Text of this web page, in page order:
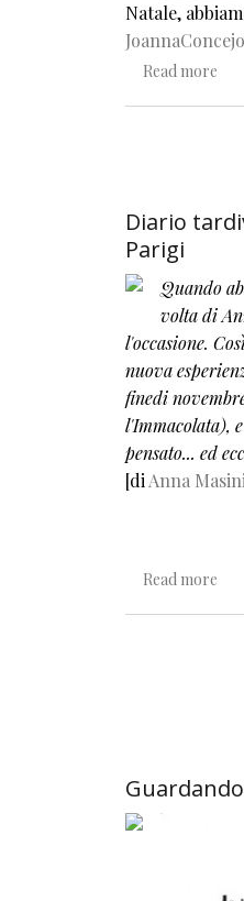
Natale,
JoannaConcejo
Read more
Diario
Parigi
Quando
volta di
l'occasione.
nuova
finedi
l'Immacolata),
pensato... ed
[di Anna Masini
Read more